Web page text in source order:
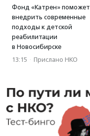
Фонд «Катрен» поможет
внедрить современные
подходы к детской
реабилитации
в Новосибирске
13:15 · Прислано НКО